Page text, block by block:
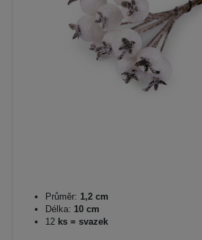
Průměr: 1,2 cm
Délka: 10 cm
12 ks = svazek